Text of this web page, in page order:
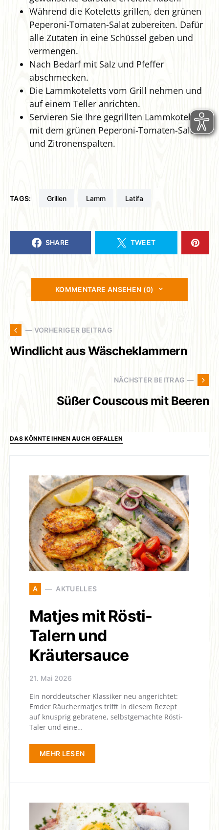
Während die Koteletts grillen, den grünen
Peperoni-Tomaten-Salat zubereiten. Dafür
alle Zutaten in eine Schüssel geben und
vermengen.
Nach Bedarf mit Salz und Pfeffer
abschmecken.
Die Lammkoteletts vom Grill nehmen und
auf einem Teller anrichten.
Servieren Sie Ihre gegrillten Lammkoteletts
mit dem grünen Peperoni-Tomaten-Salat
und Zitronenspalten.
TAGS: grillen Lamm Latifa
SHARE TWEET
KOMMENTARE ANSEHEN (0)
— VORHERIGER BEITRAG
Windlicht aus Wäscheklammern
NÄCHSTER BEITRAG —
Süßer Couscous mit Beeren
DAS KÖNNTE IHNEN AUCH GEFALLEN
A AKTUELLES
Matjes mit Rösti-
Talern und
Kräutersauce
21. Mai 2026
Ein norddeutscher Klassiker neu angerichtet:
Emder Räuchermatjes trifft in diesem Rezept
auf knusprig gebratene, selbstgemachte Rösti-
Taler und eine…
MEHR LESEN